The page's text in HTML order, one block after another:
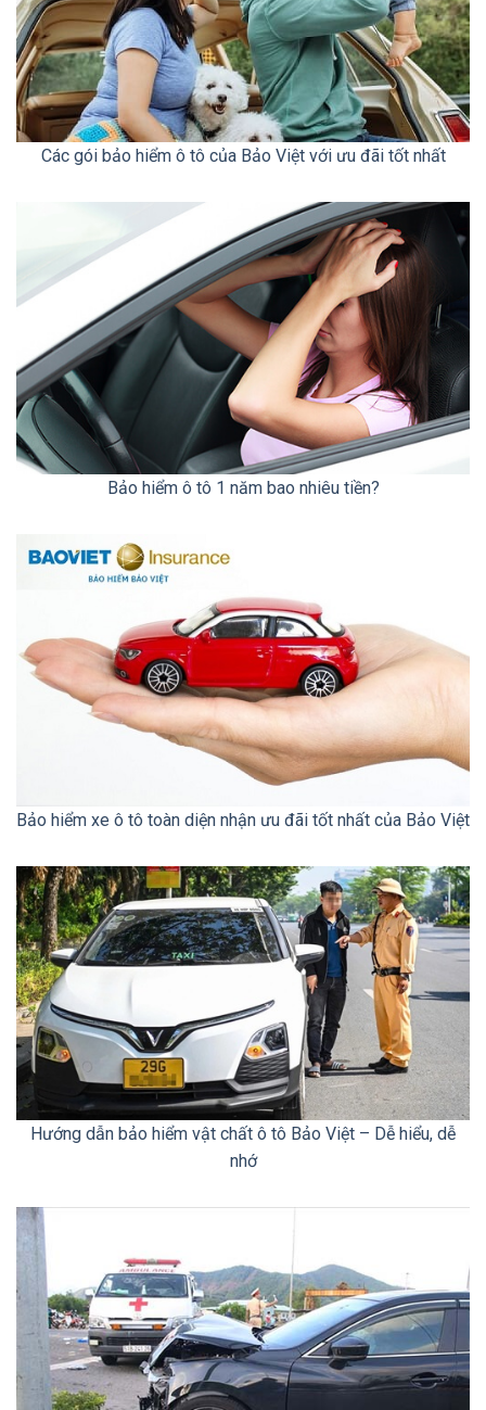
Các gói bảo hiểm ô tô của Bảo Việt với ưu đãi tốt nhất
Bảo hiểm ô tô 1 năm bao nhiêu tiền?
Bảo hiểm xe ô tô toàn diện nhận ưu đãi tốt nhất của Bảo Việt
Hướng dẫn bảo hiểm vật chất ô tô Bảo Việt – Dễ hiểu, dễ
nhớ